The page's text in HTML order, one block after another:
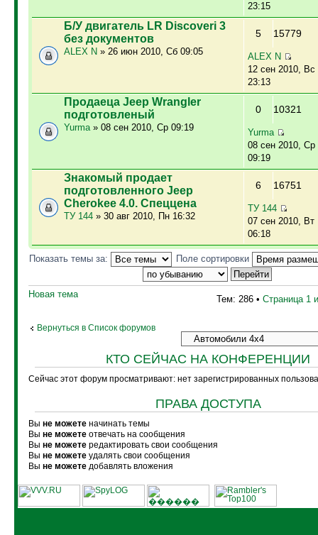
23:15
Б/У двигатель LR Discoveri 3
без документов
ALEX N » 26 июн 2010, Сб 09:05
5 15779
ALEX N
12 сен 2010, Вс
23:13
Продаеца Jeep Wrangler
подготовленый
Yurma» 08 сен 2010, Ср 09:19
0 10321
Yurma
08 сен 2010, Ср
09:19
Знакомый продает
подготовленного Jeep
Cherokee 4.0. Спеццена
ТУ 144» 30 авг 2010, Пн 16:32
6 16751
ТУ 144
07 сен 2010, Вт
06:18
Показать темы за: Поле сортировки
Новая тема Тем: 286 • Страница 1
Вернуться в Список форумов
КТО СЕЙЧАС НА КОНФЕРЕНЦИИ
Сейчас этот форум просматривают: нет зарегистрированных
ПРАВА ДОСТУПА
Вы не можетеначинать темы
Вы не можетеотвечать на сообщения
Вы не можетередактировать свои сообщения
Вы не можетеудалять свои сообщения
Вы не можетедобавлять вложения